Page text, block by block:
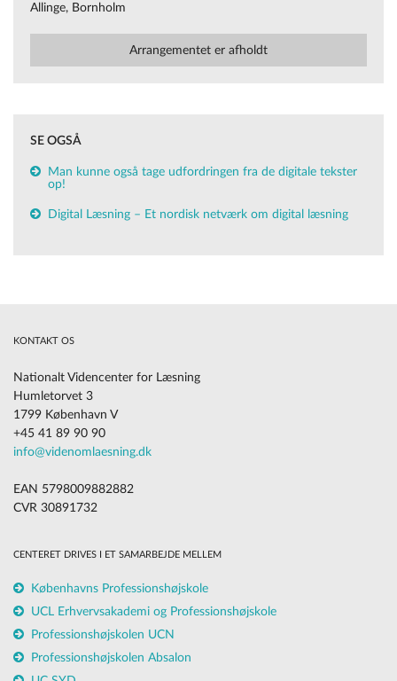
Allinge, Bornholm
Arrangementet er afholdt
SE OGSÅ
Man kunne også tage udfordringen fra de digitale tekster
op!
Digital Læsning – Et nordisk netværk om digital læsning
KONTAKT OS
Nationalt Videncenter for Læsning
Humletorvet 3
1799 København V
+45 41 89 90 90
info@videnomlaesning.dk
EAN 5798009882882
CVR 30891732
CENTERET DRIVES I ET SAMARBEJDE MELLEM
Københavns Professionshøjskole
UCL Erhvervsakademi og Professionshøjskole
Professionshøjskolen UCN
Professionshøjskolen Absalon